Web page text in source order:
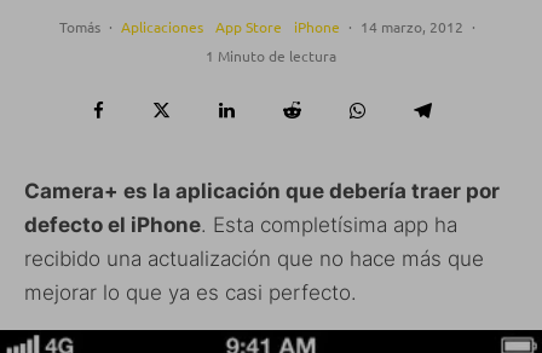
Tomás · Aplicaciones App Store iPhone · 14 marzo, 2012 ·
1 Minuto de lectura
Camera+ es la aplicación que debería traer por
defecto el iPhone. Esta completísima app ha
recibido una actualización que no hace más que
mejorar lo que ya es casi perfecto.